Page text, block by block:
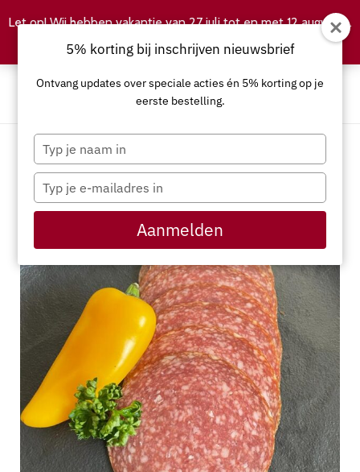
5% korting bij inschrijven nieuwsbrief
Ontvang updates over speciale acties én 5% korting op je
eerste bestelling.
Typ
je
naam
Typ
je
e-
in
Aanmelden
Let op! Wij hebben vakantie van 27 juli tot en met 12 augustus.
Negeren